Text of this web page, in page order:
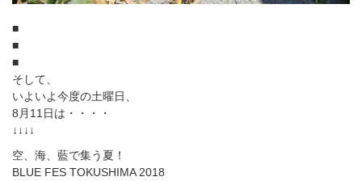
■
■
■
そして、
いよいよ今度の土曜日、
8月11日は・・・・
↓↓↓↓
空、海、藍で集う夏！
BLUE FES TOKUSHIMA 2018